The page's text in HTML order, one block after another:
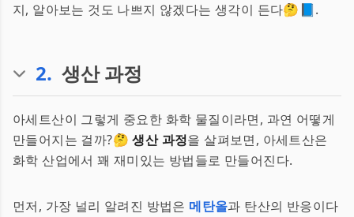
지, 알아보는 것도 나쁘지 않겠다는 생각이 든다🤔📘.
2. 생산 과정
아세트산이 그렇게 중요한 화학 물질이라면, 과연 어떻게
만들어지는 걸까?🤔생산 과정을 살펴보면, 아세트산은
화학 산업에서 꽤 재미있는 방법들로 만들어진다.
먼저, 가장 널리 알려진 방법은 메탄올과 탄산의 반응이다